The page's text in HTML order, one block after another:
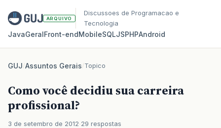
ARQUIVO
Discussoes de Programacao e
Tecnologia
JavaGeralFront‑endMobileSQLJSPHPAndroid
GUJ/Assuntos Gerais/Topico
Como você decidiu sua carreira
profissional?
3 de setembro de 2012 29 respostas